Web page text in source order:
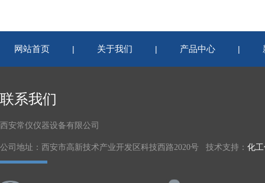
网站首页 | 关于我们 | 产品中心 |
联系我们
西安常仪仪器设备有限公司
公司地址：西安市高新技术产业开发区科技西路2020号 技术支持： 化